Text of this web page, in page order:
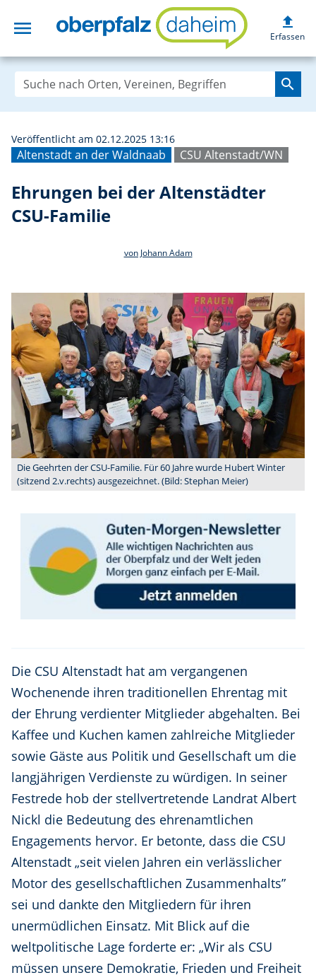
menu Ehrungen bei
upload
Erfassen
search
Altenstadt an der Waldnaab CSU Altenstadt/WN
Veröffentlicht am 02.12.2025 13:16
Ehrungen bei der Altenstädter
CSU-Familie
von Johann Adam
Die Geehrten der CSU-Familie. Für 60 Jahre wurde Hubert Winter
(sitzend 2.v.rechts) ausgezeichnet. (Bild: Stephan Meier)
Die CSU Altenstadt hat am vergangenen
Wochenende ihren traditionellen Ehrentag mit
der Ehrung verdienter Mitglieder abgehalten. Bei
Kaffee und Kuchen kamen zahlreiche Mitglieder
sowie Gäste aus Politik und Gesellschaft um die
langjährigen Verdienste zu würdigen. In seiner
Festrede hob der stellvertretende Landrat Albert
Nickl die Bedeutung des ehrenamtlichen
Engagements hervor. Er betonte, dass die CSU
Altenstadt „seit vielen Jahren ein verlässlicher
Motor des gesellschaftlichen Zusammenhalts”
sei und dankte den Mitgliedern für ihren
unermüdlichen Einsatz. Mit Blick auf die
weltpolitische Lage forderte er: „Wir als CSU
müssen unsere Demokratie, Frieden und Freiheit